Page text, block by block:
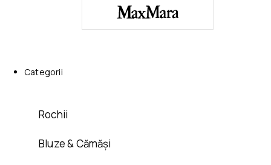
Categorii
Rochii
Bluze & Cămăși